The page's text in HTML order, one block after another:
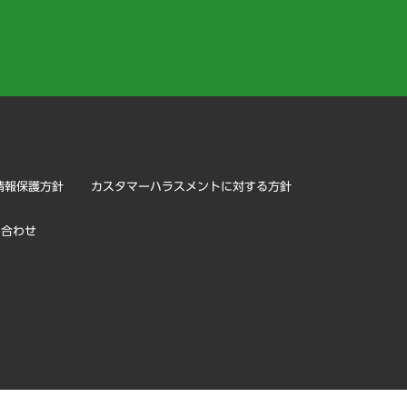
報保護方針 カスタマーハラスメントに対する方針
わせ